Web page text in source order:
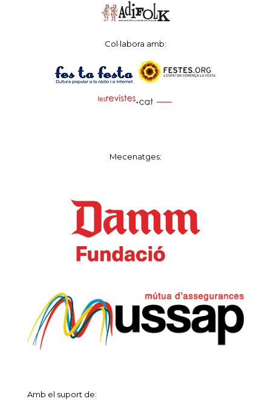
Col·labora amb:
Mecenatges:
Amb el suport de: